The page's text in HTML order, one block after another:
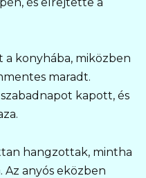
a konyhába, miközben
maradt.
kapott, és
hangzottak, mintha
anyós eközben